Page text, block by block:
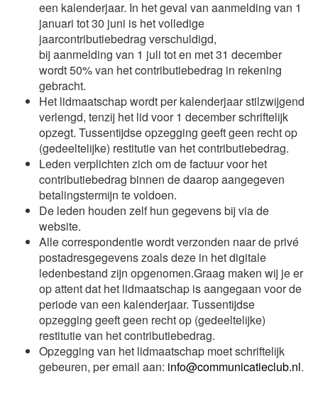
een kalenderjaar. In het geval van aanmelding van 1
januari tot 30 juni is het volledige
jaarcontributiebedrag verschuldigd,
bij aanmelding van 1 juli tot en met 31 december
wordt 50% van het contributiebedrag in rekening
gebracht.
Het lidmaatschap wordt per kalenderjaar stilzwijgend
verlengd, tenzij het lid voor 1 december schriftelijk
opzegt. Tussentijdse opzegging geeft geen recht op
(gedeeltelijke) restitutie van het contributiebedrag.
Leden verplichten zich om de factuur voor het
contributiebedrag binnen de daarop aangegeven
betalingstermijn te voldoen.
De leden houden zelf hun gegevens bij via de
website.
Alle correspondentie wordt verzonden naar de privé
postadresgegevens zoals deze in het digitale
ledenbestand zijn opgenomen.Graag maken wij je er
op attent dat het lidmaatschap is aangegaan voor de
periode van een kalenderjaar. Tussentijdse
opzegging geeft geen recht op (gedeeltelijke)
restitutie van het contributiebedrag.
Opzegging van het lidmaatschap moet schriftelijk
gebeuren, per email aan: info@communicatieclub.nl.